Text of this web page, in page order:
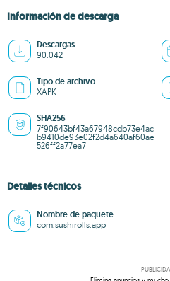
Información de descarga
Descargas
90.042
Tipo de archivo
XAPK
SHA256
7f90643bf43a67948cdb73e4ac
b9410de93e02f2d4a640af60ae
526ff2a77ea7
Detalles técnicos
Nombre de paquete
com.sushirolls.app